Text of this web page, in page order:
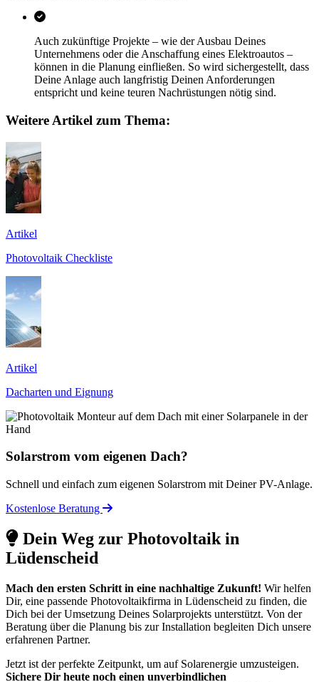
Auch zukünftige Projekte – wie der Ausbau Deines
Unternehmens oder die Anschaffung eines Elektroautos –
können in die Planung einfließen. So wird sichergestellt, dass
Deine Anlage auch langfristig Deinen Anforderungen
entspricht und keine teuren Nachrüstungen nötig sind.
Weitere Artikel zum Thema:
Artikel
Photovoltaik Checkliste
Artikel
Dacharten und Eignung
Solarstrom vom eigenen Dach?
Schnell und einfach zum eigenen Solarstrom mit Deiner PV-Anlage.
Kostenlose Beratung
Dein Weg zur Photovoltaik in
Lüdenscheid
Mach den ersten Schritt in eine nachhaltige Zukunft! Wir helfen
Dir, eine passende Photovoltaikfirma in Lüdenscheid zu finden, die
Dich bei der Umsetzung Deines Solarprojekts unterstützt. Von der
Beratung über die Planung bis zur Installation begleiten Dich unsere
erfahrenen Partner.
Jetzt ist der perfekte Zeitpunkt, um auf Solarenergie umzusteigen.
Sichere Dir heute noch einen unverbindlichen